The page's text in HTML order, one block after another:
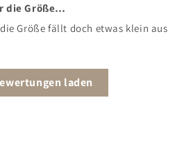
die Größe…
Größe fällt doch etwas klein aus
laden